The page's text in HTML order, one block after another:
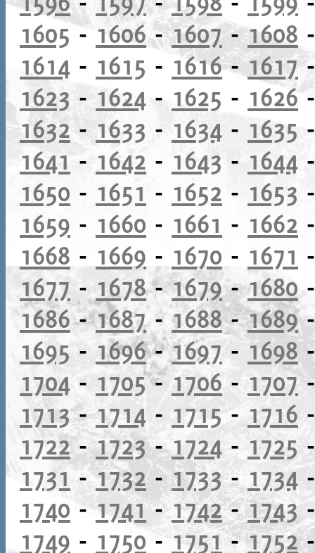
1605- 1606-1607-1608
1614 - 1615 - 1616-1617
1623 -1624 - 1625 - 1626
1632- 1633 - 1634 - 1635
1641 - 1642 - 1643 - 1644
1650 - 1651 - 1652 - 1653
1659 - 1660 - 1661 - 1662
1668 - 1669 - 1670 - 1671
1677- 1678-1679-1680
1686-1687-1688-1689
1695 - 1696-1697 - 1698
1704 - 1705-1706- 1707
1713-1714 - 1715-1716
1722-1723-1724-1725
1731 -1732-1733- 1734
1740 -1741- 1742-1743
1749 - 1750 -1751-1752